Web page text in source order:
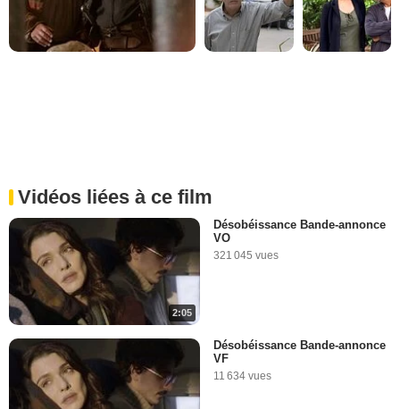
Vidéos liées à ce film
2:05
Désobéissance Bande-annonce
VO
321 045 vues
Désobéissance Bande-annonce
VF
11 634 vues